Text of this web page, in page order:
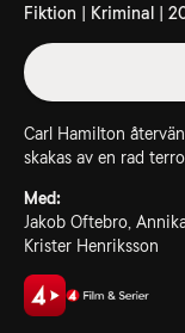
Fiktion | Kriminal |
Carl Hamilton
skakas av en rad
Med:
Jakob Oftebro,
Krister Henriksson